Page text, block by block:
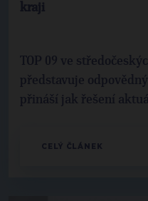
kraji
TOP 09 ve
představuje
přináší jak řešení
CELÝ ČLÁNEK